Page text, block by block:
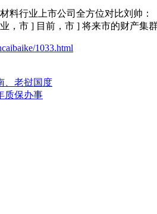
行业上市公司全方位对比刘帅：
，市 ] 目前，市 ] 将来市的财产集
1033.html
、老挝国度
质保办事